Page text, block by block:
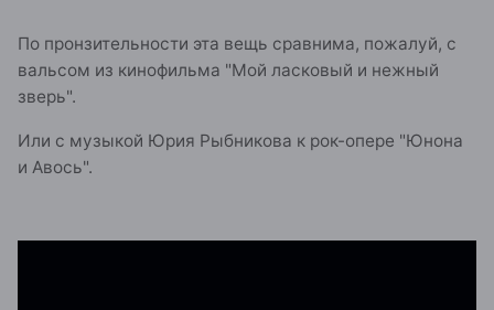
По пронзительности эта вещь сравнима, пожалуй, с
вальсом из кинофильма "Мой ласковый и нежный
зверь".
Или с музыкой Юрия Рыбникова к рок-опере "Юнона
и Авось".